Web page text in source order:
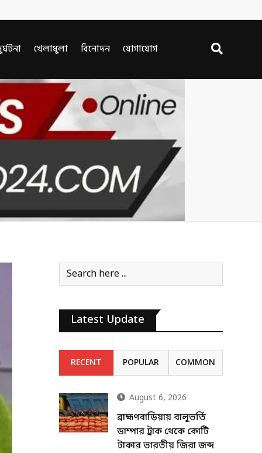
খেলাধুলা বিনোদন যোগাযোগ
Latest Update
RECENT POPULAR COMMON
August 6, 2026
ব্রাহ্মণবাড়িয়ায় বালুভর্তি
ডাম্পার ট্রাক থেকে কোটি
টাকার ভারতীয় জিরা জব্দ